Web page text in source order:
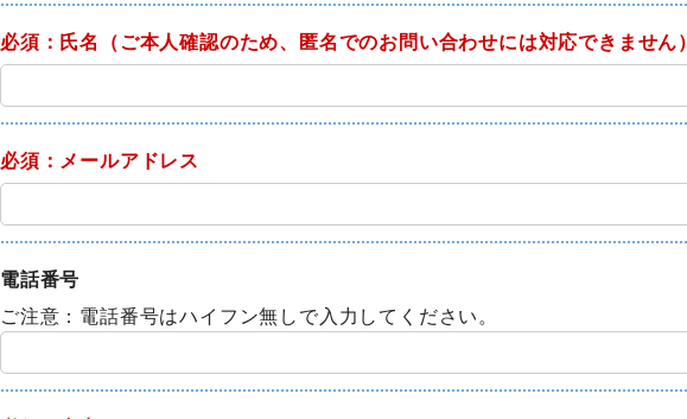
必須：氏名 （ご本人確認のため、匿名でのお問い合わせには対応できません）
必須：メールアドレス
電話番号
ご注意：電話番号はハイフン無しで入力してください。